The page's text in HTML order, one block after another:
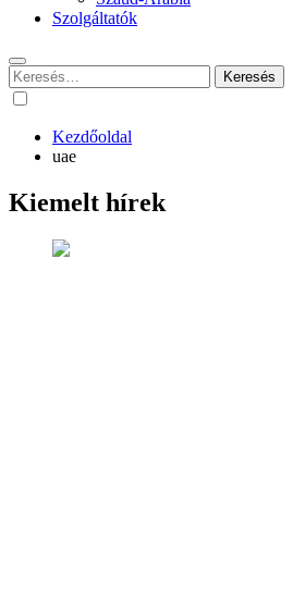
Szolgáltatók
Keresés:
Kezdőoldal
uae
Kiemelt hírek